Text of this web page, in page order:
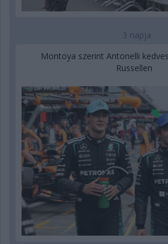
3 napja
Montoya szerint Antonelli
Russellen